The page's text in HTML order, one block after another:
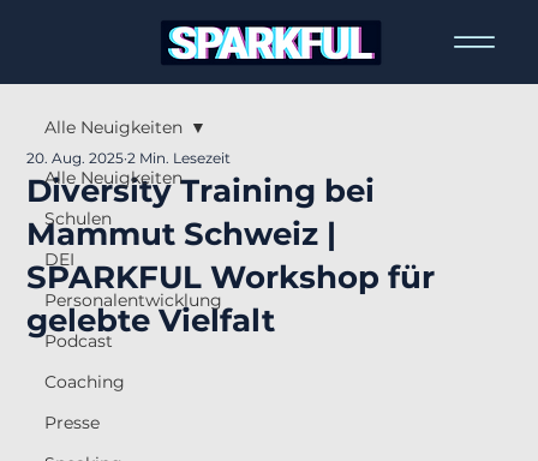
Alle Neuigkeiten
Schulen
DEI
Personalentwicklung
Podcast
Coaching
Presse
Alle Neuigkeiten
Diversity Training bei
Mammut Schweiz |
SPARKFUL Workshop für
gelebte Vielfalt
20. Aug. 2025 2 Min. Lesezeit